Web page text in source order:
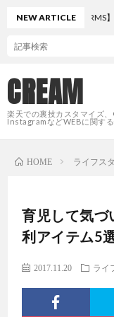
CREAM
楽天での裏技カスタマイズ、
InstagramなどWEBに関す
NEW ARTICLE
【楽天RMS】PC用
HOME ライフス
育児して気づ
利アイテム5
2017.11.20 ライ